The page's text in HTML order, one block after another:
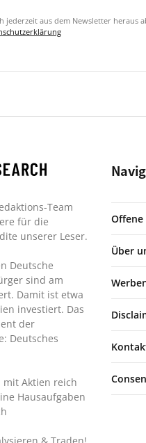
jederzeit aus dem Newsletter heraus
Team
für die
unserer Leser.
Deutsche
sind am
Damit ist etwa
investiert. Das
der
Deutsches
mit Aktien reich
Hausaufgaben
Offene
Über